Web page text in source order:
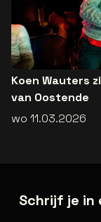
Koen Wauters
van Oostende
wo 11.03.2026
Schrijf je in